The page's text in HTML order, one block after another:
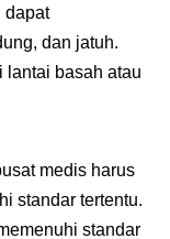
dapat
dan jatuh.
lantai basah atau
medis harus
standar tertentu.
standar